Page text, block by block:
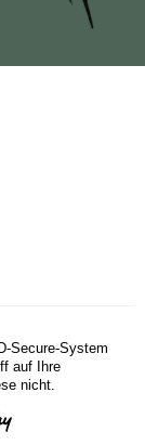
Secure-System
auf Ihre
nicht.